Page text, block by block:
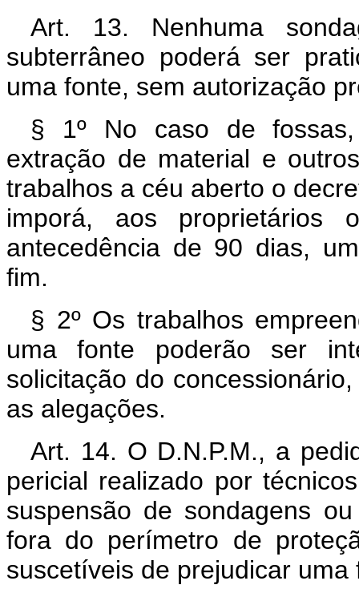
Art. 13. Nenhuma
subterrâneo poderá ser
uma fonte, sem autorização
§ 1º No caso de fossas,
extração de material e
trabalhos a céu aberto o
imporá, aos proprietários
antecedência de 90 dias,
fim.
§ 2º Os trabalhos
uma fonte poderão ser
solicitação do
as alegações.
Art. 14. O D.N.P.M., a
pericial realizado por
suspensão de sondagens
fora do perímetro de
suscetíveis de prejudicar uma